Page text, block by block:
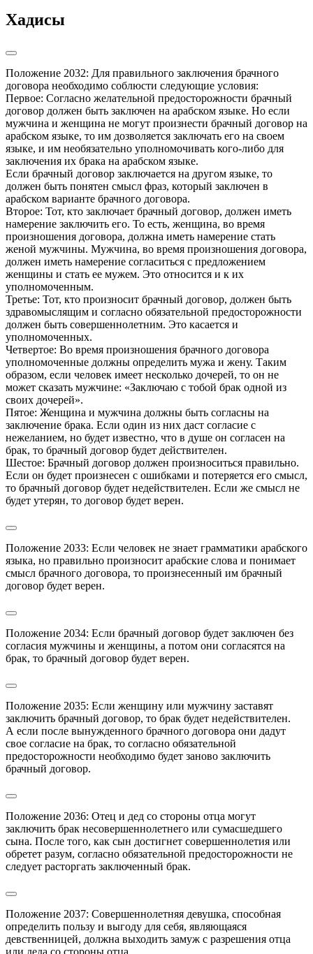
Хадисы
Положение 2032: Для правильного заключения брачного
договора необходимо соблюсти следующие условия:
Первое: Согласно желательной предосторожности брачный
договор должен быть заключен на арабском языке. Но если
мужчина и женщина не могут произнести брачный договор на
арабском языке, то им дозволяется заключать его на своем
языке, и им необязательно уполномочивать кого-либо для
заключения их брака на арабском языке.
Если брачный договор заключается на другом языке, то
должен быть понятен смысл фраз, который заключен в
арабском варианте брачного договора.
Второе: Тот, кто заключает брачный договор, должен иметь
намерение заключить его. То есть, женщина, во время
произношения договора, должна иметь намерение стать
женой мужчины. Мужчина, во время произношения договора,
должен иметь намерение согласиться с предложением
женщины и стать ее мужем. Это относится и к их
уполномоченным.
Третье: Тот, кто произносит брачный договор, должен быть
здравомыслящим и согласно обязательной предосторожности
должен быть совершеннолетним. Это касается и
уполномоченных.
Четвертое: Во время произношения брачного договора
уполномоченные должны определить мужа и жену. Таким
образом, если человек имеет несколько дочерей, то он не
может сказать мужчине: «Заключаю с тобой брак одной из
своих дочерей».
Пятое: Женщина и мужчина должны быть согласны на
заключение брака. Если один из них даст согласие с
нежеланием, но будет известно, что в душе он согласен на
брак, то брачный договор будет действителен.
Шестое: Брачный договор должен произноситься правильно.
Если он будет произнесен с ошибками и потеряется его смысл,
то брачный договор будет недействителен. Если же смысл не
будет утерян, то договор будет верен.
Положение 2033: Если человек не знает грамматики арабского
языка, но правильно произносит арабские слова и понимает
смысл брачного договора, то произнесенный им брачный
договор будет верен.
Положение 2034: Если брачный договор будет заключен без
согласия мужчины и женщины, а потом они согласятся на
брак, то брачный договор будет верен.
Положение 2035: Если женщину или мужчину заставят
заключить брачный договор, то брак будет недействителен.
А если после вынужденного брачного договора они дадут
свое согласие на брак, то согласно обязательной
предосторожности необходимо будет заново заключить
брачный договор.
Положение 2036: Отец и дед со стороны отца могут
заключить брак несовершеннолетнего или сумасшедшего
сына. После того, как сын достигнет совершеннолетия или
обретет разум, согласно обязательной предосторожности не
следует расторгать заключенный брак.
Положение 2037: Совершеннолетняя девушка, способная
определить пользу и выгоду для себя, являющаяся
девственницей, должна выходить замуж с разрешения отца
или деда со стороны отца.